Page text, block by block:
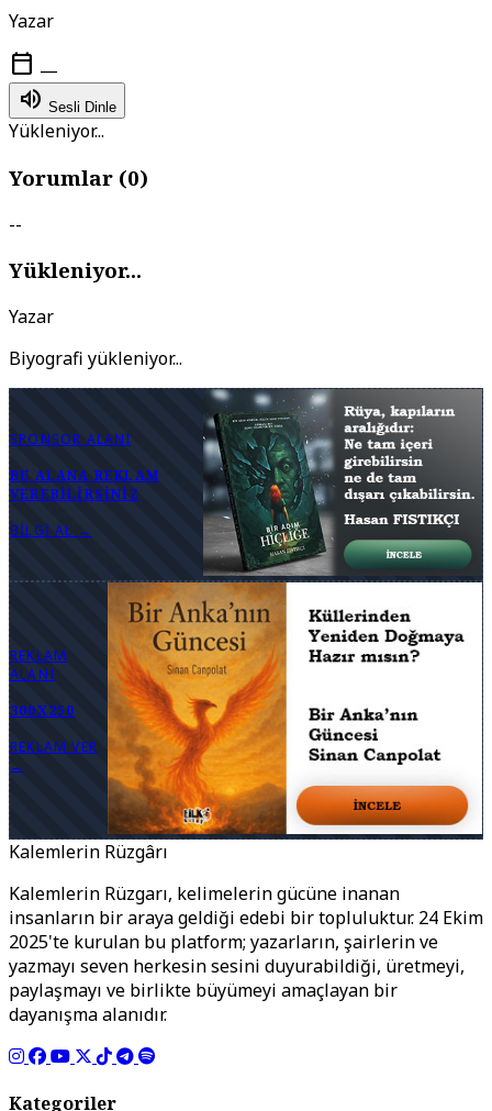
Yazar
calendar_today —
volume_up Sesli Dinle
Yükleniyor...
Yorumlar (0)
--
Yükleniyor...
Yazar
Biyografi yükleniyor...
SPONSOR ALANI
BU ALANA REKLAM
VEREBILIRSINIZ
BILGI AL →
REKLAM
ALANI
300X250
REKLAM VER
→
Kalemlerin Rüzgârı
Kalemlerin Rüzgarı, kelimelerin gücüne inanan
insanların bir araya geldiği edebi bir topluluktur. 24 Ekim
2025'te kurulan bu platform; yazarların, şairlerin ve
yazmayı seven herkesin sesini duyurabildiği, üretmeyi,
paylaşmayı ve birlikte büyümeyi amaçlayan bir
dayanışma alanıdır.
Kategoriler